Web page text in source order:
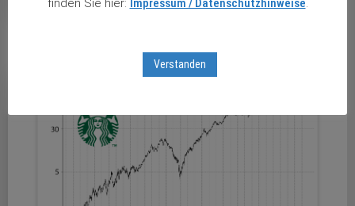
finden Sie hier: Impressum / Datenschutzhinweise.
Verstanden